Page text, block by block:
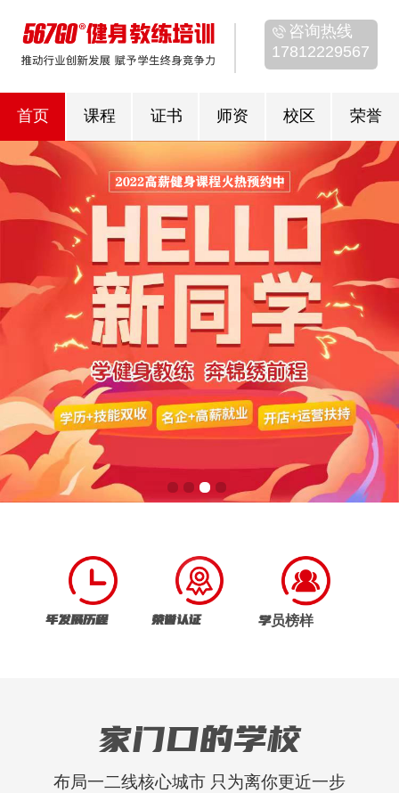
咨询热线
17812229567
首页 课程 证书 师资 校区 荣誉
年发展历程 荣誉认证 学员榜样
家门口的学校
布局一二线核心城市 只为离你更近一步